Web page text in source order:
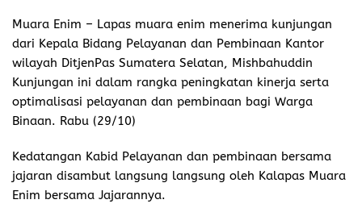
Muara Enim – Lapas muara enim menerima kunjungan
dari Kepala Bidang Pelayanan dan Pembinaan Kantor
wilayah DitjenPas Sumatera Selatan, Mishbahuddin
Kunjungan ini dalam rangka peningkatan kinerja serta
optimalisasi pelayanan dan pembinaan bagi Warga
Binaan. Rabu (29/10)
Kedatangan Kabid Pelayanan dan pembinaan bersama
jajaran disambut langsung langsung oleh Kalapas Muara
Enim bersama Jajarannya.